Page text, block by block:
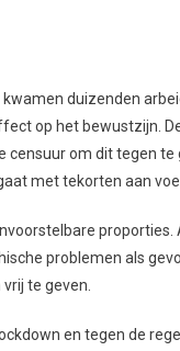
duizenden
op het bewustzijn.
om dit tegen te
met tekorten aan
proporties.
problemen als
te geven.
en tegen de